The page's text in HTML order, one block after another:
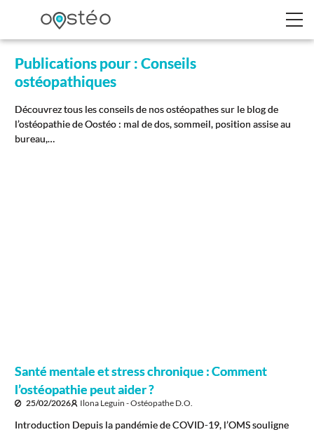
Publications pour : Conseils
ostéopathiques
Découvrez tous les conseils de nos ostéopathes sur le blog de
l’ostéopathie de Oostéo : mal de dos, sommeil, position assise au
bureau,…
Santé mentale et stress chronique : Comment
l’ostéopathie peut aider ?
25/02/2026 Ilona Leguin - Ostéopathe D.O.
Introduction Depuis la pandémie de COVID-19, l’OMS souligne